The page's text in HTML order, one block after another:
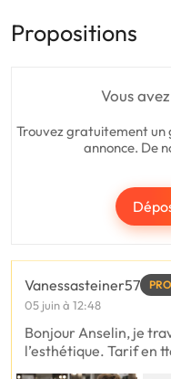
Propositions
Vous
Trouvez gratuitement
annonce. De
Vanessasteiner57
05 juin à 12:48
Bonjour Anselin, je
l’esthétique. Tarif en